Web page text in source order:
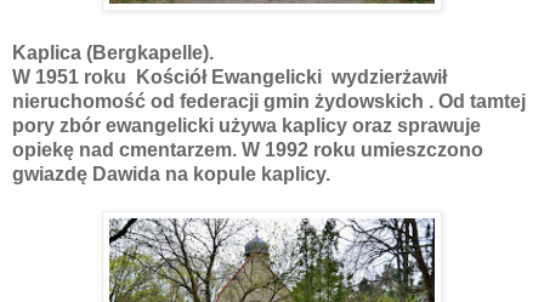
Kaplica (Bergkapelle).
W 1951 roku Kościół Ewangelicki wydzierżawił
nieruchomość od federacji gmin żydowskich . Od tamtej
pory zbór ewangelicki używa kaplicy oraz sprawuje
opiekę nad cmentarzem. W 1992 roku umieszczono
gwiazdę Dawida na kopule kaplicy.